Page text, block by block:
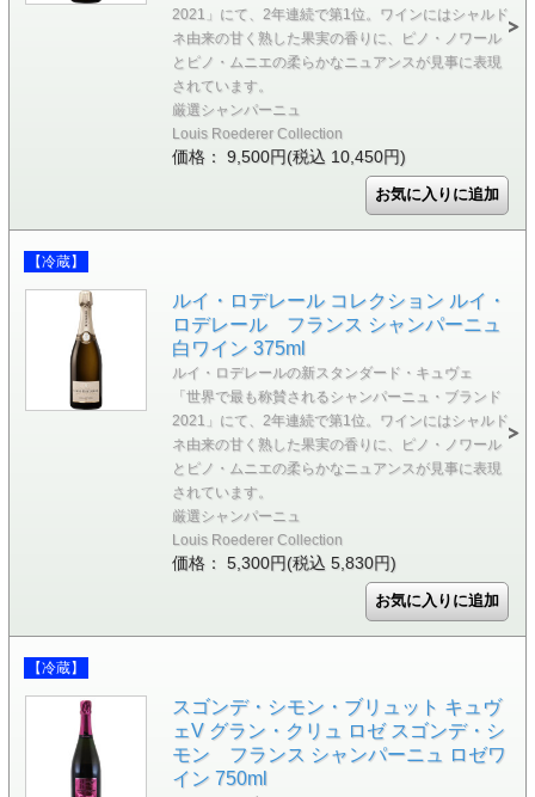
2021」にて、2年連続で第1位。ワインにはシャルド
ネ由来の甘く熟した果実の香りに、ピノ・ノワール
とピノ・ムニエの柔らかなニュアンスが見事に表現
されています。
厳選シャンパーニュ
Louis Roederer Collection
価格： 9,500円(税込 10,450円)
【冷蔵】
ルイ・ロデレール コレクション ルイ・
ロデレール フランス シャンパーニュ
白ワイン 375ml
ルイ・ロデレールの新スタンダード・キュヴェ
「世界で最も称賛されるシャンパーニュ・ブランド
2021」にて、2年連続で第1位。ワインにはシャルド
ネ由来の甘く熟した果実の香りに、ピノ・ノワール
とピノ・ムニエの柔らかなニュアンスが見事に表現
されています。
厳選シャンパーニュ
Louis Roederer Collection
価格： 5,300円(税込 5,830円)
【冷蔵】
スゴンデ・シモン・ブリュット キュヴ
ェV グラン・クリュ ロゼ スゴンデ・シ
モン フランス シャンパーニュ ロゼワ
イン 750ml